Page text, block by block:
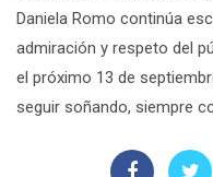
Daniela Romo continúa
admiración y respeto del
el próximo 13 de
seguir soñando, siempre